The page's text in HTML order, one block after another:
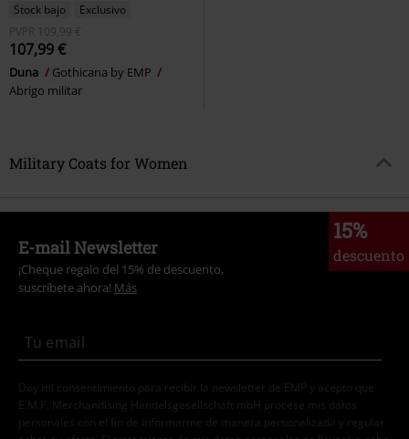
Stock bajo
Exclusivo
PVPR 109,99 €
107,99 €
Duna
Gothicana by EMP
Abrigo militar
Military Coats for Women
15%
descuento
E-mail Newsletter
¡Cheque regalo del 15% de descuento,
suscríbete ahora! Más
Doy mi consentimiento para recibir la newsletter de EMP y acepto que
E.M.P. Merchandising Handelsgesellschaft mbH procese mis datos
personales con el fin de informarme de manera personalizada y regular